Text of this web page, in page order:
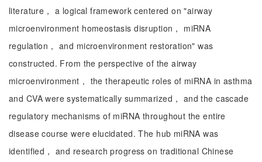
literature， a logical framework centered on "airway
microenvironment homeostasis disruption， miRNA
regulation， and microenvironment restoration" was
constructed. From the perspective of the airway
microenvironment， the therapeutic roles of miRNA in asthma
and CVA were systematically summarized， and the cascade
regulatory mechanisms of miRNA throughout the entire
disease course were elucidated. The hub miRNA was
identified， and research progress on traditional Chinese